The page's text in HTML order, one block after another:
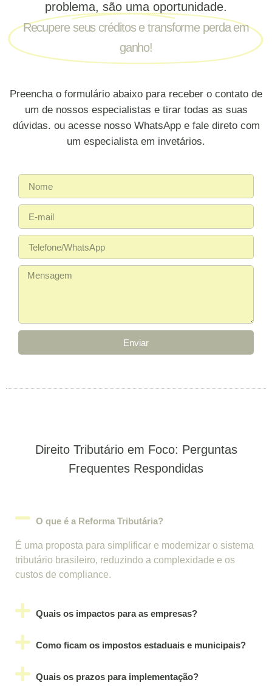
problema, são uma oportunidade.
Recupere seus créditos e transforme perda em
ganho!
Preencha o formulário abaixo para receber o contato de
um de nossos especialistas e tirar todas as suas
dúvidas. ou acesse nosso WhatsApp e fale direto com
um especialista em invetários.
Enviar
Direito Tributário em Foco: Perguntas
Frequentes Respondidas
O que é a Reforma Tributária?
É uma proposta para simplificar e modernizar o sistema
tributário brasileiro, reduzindo a complexidade e os
custos de compliance.
Quais os impactos para as empresas?
Como ficam os impostos estaduais e municipais?
Quais os prazos para implementação?